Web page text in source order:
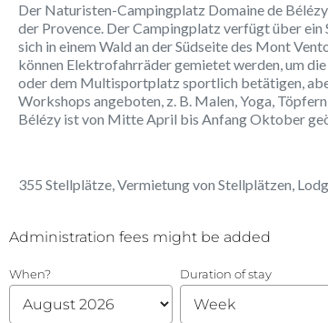
Der Naturisten-Campingplatz Domaine de
der Provence. Der Campingplatz verfügt über
sich in einem Wald an der Südseite des Mont
können Elektrofahrräder gemietet werden, um
oder dem Multisportplatz sportlich betätigen,
Workshops angeboten, z. B. Malen, Yoga,
Bélézy ist von Mitte April bis Anfang Oktober
355 Stellplätze, Vermietung von Stellplätzen,